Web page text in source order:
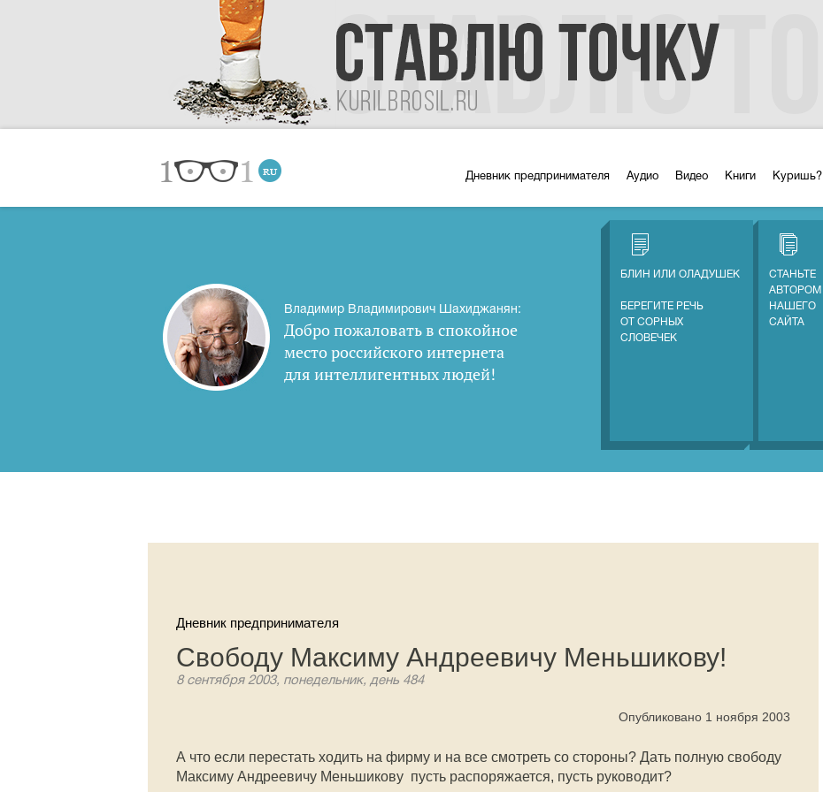
Дневник предпринимателя Аудио Видео Книги Куришь?
Владимир Владимирович Шахиджанян:
Добро пожаловать в спокойное
место российского интернета
для интеллигентных людей!
БЛИН ИЛИ ОЛАДУШЕК
БЕРЕГИТЕ РЕЧЬ
ОТ СОРНЫХ
СЛОВЕЧЕК
СТАНЬТЕ
АВТОРОМ
НАШЕГО
САЙТА
Дневник предпринимателя
Свободу Максиму Андреевичу Меньшикову!
8 сентября 2003, понедельник, день 484
Опубликовано 1 ноября 2003
А что если перестать ходить на фирму и на все смотреть со стороны? Дать полную свободу
Максиму Андреевичу Меньшикову  пусть распоряжается, пусть руководит?